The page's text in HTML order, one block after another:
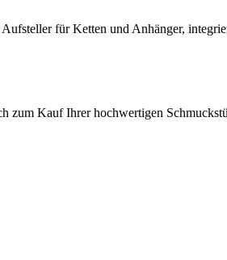
für Ketten und Anhänger,
Kauf Ihrer hochwertigen